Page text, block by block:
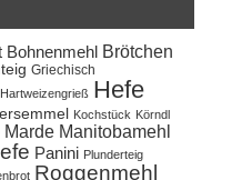
Bohnenmehl Brötchen
Griechisch
Hartweizengrieß Hefe
Kochstück Körndl
Marde Manitobamehl
Panini Plunderteig
Roggenmehl